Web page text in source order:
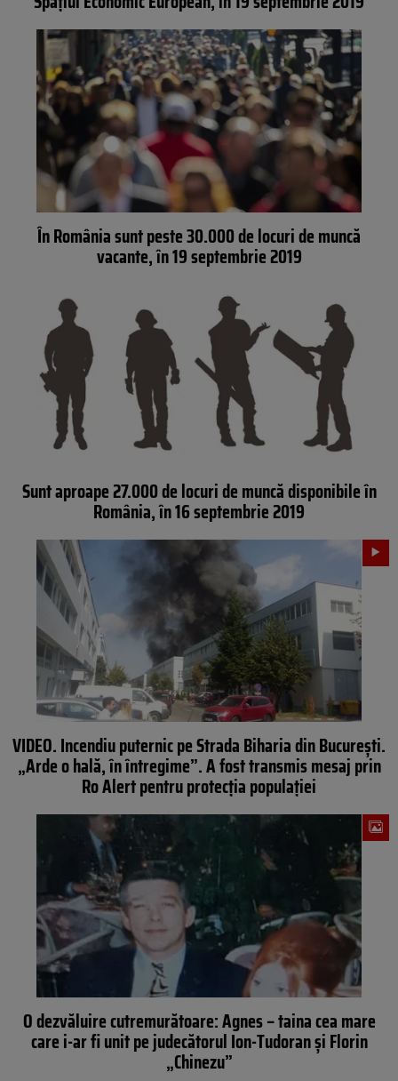
În România sunt peste 30.000 de locuri de muncă
vacante, în 19 septembrie 2019
Sunt aproape 27.000 de locuri de muncă disponibile în
România, în 16 septembrie 2019
VIDEO. Incendiu puternic pe Strada Biharia din București.
„Arde o hală, în întregime”. A fost transmis mesaj prin
Ro Alert pentru protecția populației
O dezvăluire cutremurătoare: Agnes – taina cea mare
care i-ar fi unit pe judecătorul Ion-Tudoran și Florin
„Chinezu”